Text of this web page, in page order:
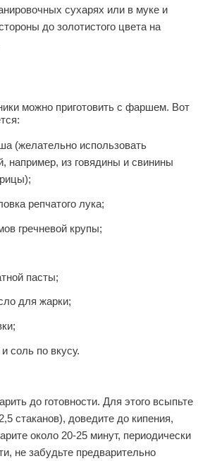
сухарях или в муке и
до золотистого цвета на
можно приготовить с фаршем. Вот
(желательно использовать
например, из говядины и свинины
репчатого лука;
гречневой крупы;
пасты;
для жарки;
соль по вкусу.
до готовности. Для этого всыпьте
стаканов), доведите до кипения,
около 20-25 минут, периодически
не забудьте предварительно